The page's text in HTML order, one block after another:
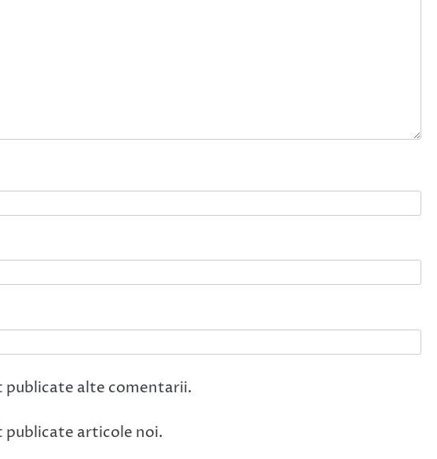
publicate alte comentarii.
publicate articole noi.